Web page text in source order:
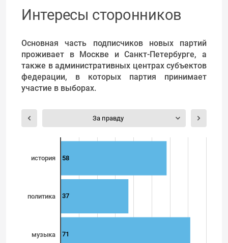
Интересы сторонников
Основная часть подписчиков новых партий
проживает в Москве и Санкт-Петербурге, а
также в административных центрах субъектов
федерации, в которых партия принимает
участие в выборах.
За правду
история
политика
музыка
58
37
71